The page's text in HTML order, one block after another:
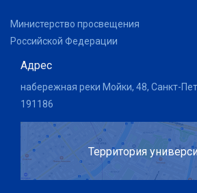
Министерство просвещения
Российской Федерации
Адрес
набережная реки Мойки, 48, Санкт-
191186
Территория